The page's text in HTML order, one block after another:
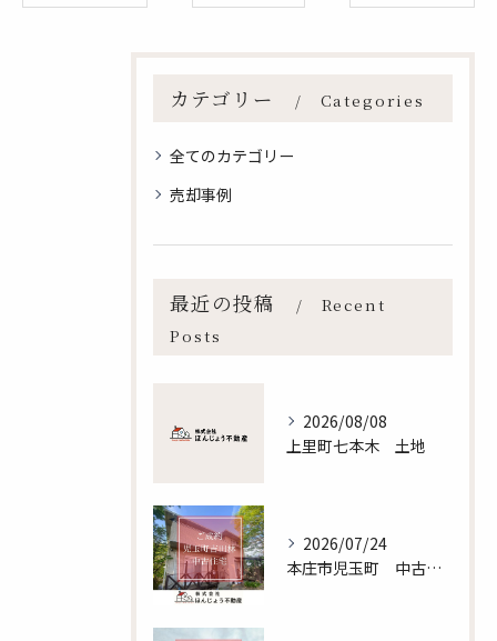
カテゴリー Categories
全てのカテゴリー
売却事例
最近の投稿
Recent
Posts
2026/08/08
上里町七本木 土地
2026/07/24
本庄市児玉町 中古住宅